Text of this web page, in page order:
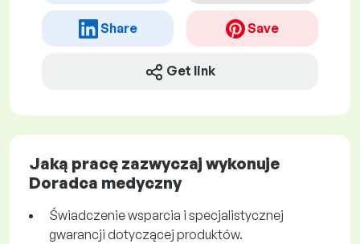
Share Save
Get link
Jaką pracę zazwyczaj wykonuje
Doradca medyczny
Świadczenie wsparcia i specjalistycznej
gwarancji dotyczącej produktów.